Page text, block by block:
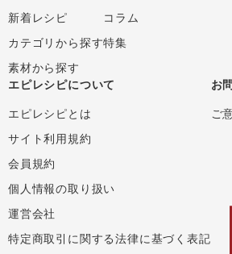
新着レシピ
カテゴリから探す
素材から探す
コラム
特集
エピレシピについて
エピレシピとは
サイト利用規約
会員規約
個人情報の取り扱い
運営会社
特定商取引に関する法律に基づく表記
お
ご